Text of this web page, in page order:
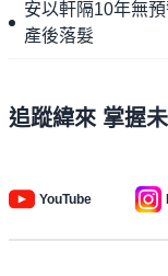
安以軒隔10年無
產後落髮
追蹤緯來 掌握
YouTube